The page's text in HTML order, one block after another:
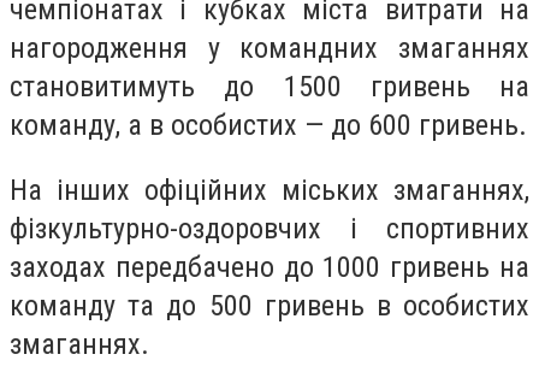
чемпіонатах і кубках міста витрати на
нагородження у командних змаганнях
становитимуть до 1500 гривень на
команду, а в особистих — до 600 гривень.
На інших офіційних міських змаганнях,
фізкультурно-оздоровчих і спортивних
заходах передбачено до 1000 гривень на
команду та до 500 гривень в особистих
змаганнях.